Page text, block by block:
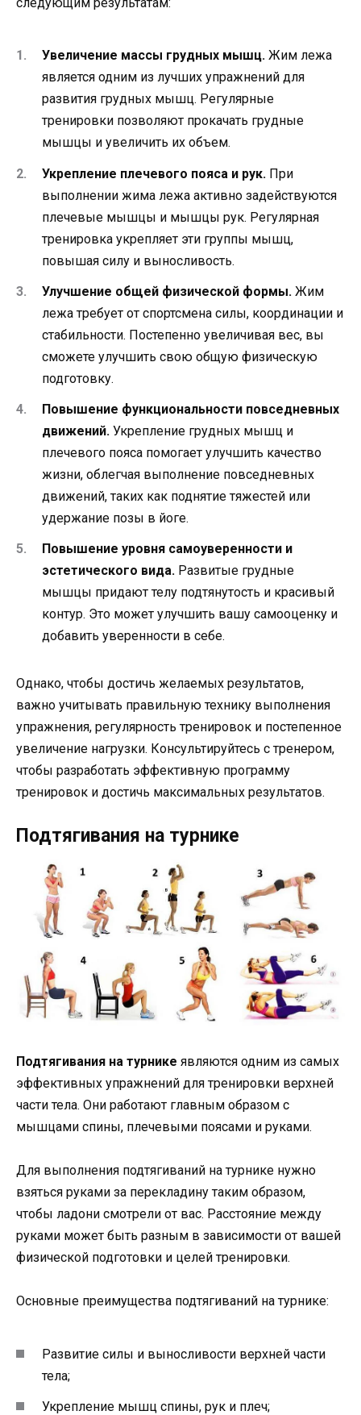
Увеличение массы грудных мышц. Жим лежа
является одним из лучших упражнений для
развития грудных мышц. Регулярные
тренировки позволяют прокачать грудные
мышцы и увеличить их объем.
Укрепление плечевого пояса и рук. При
выполнении жима лежа активно задействуются
плечевые мышцы и мышцы рук. Регулярная
тренировка укрепляет эти группы мышц,
повышая силу и выносливость.
Улучшение общей физической формы. Жим
лежа требует от спортсмена силы, координации и
стабильности. Постепенно увеличивая вес, вы
сможете улучшить свою общую физическую
подготовку.
Повышение функциональности повседневных
движений. Укрепление грудных мышц и
плечевого пояса помогает улучшить качество
жизни, облегчая выполнение повседневных
движений, таких как поднятие тяжестей или
удержание позы в йоге.
Повышение уровня самоуверенности и
эстетического вида. Развитые грудные
мышцы придают телу подтянутость и красивый
контур. Это может улучшить вашу самооценку и
добавить уверенности в себе.
Однако, чтобы достичь желаемых результатов,
важно учитывать правильную технику выполнения
упражнения, регулярность тренировок и постепенное
увеличение нагрузки. Консультируйтесь с тренером,
чтобы разработать эффективную программу
тренировок и достичь максимальных результатов.
Подтягивания на турнике
Подтягивания на турнике являются одним из самых
эффективных упражнений для тренировки верхней
части тела. Они работают главным образом с
мышцами спины, плечевыми поясами и руками.
Для выполнения подтягиваний на турнике нужно
взяться руками за перекладину таким образом,
чтобы ладони смотрели от вас. Расстояние между
руками может быть разным в зависимости от вашей
физической подготовки и целей тренировки.
Основные преимущества подтягиваний на турнике:
Развитие силы и выносливости верхней части
тела;
Укрепление мышц спины, рук и плеч;